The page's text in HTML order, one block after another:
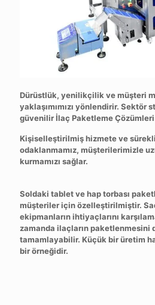
Dürüstlük, yenilikçilik ve müşteri
yaklaşımımızı yönlendirir. Sektör
güvenilir İlaç Paketleme Çözümleri
Kişiselleştirilmiş hizmete ve
odaklanmamız, müşterilerimizle
kurmamızı sağlar.
Soldaki tablet ve hap torbası
müşteriler için özelleştirilmiştir.
ekipmanların ihtiyaçlarını
zamanda ilaçların paketlenmesini
tamamlayabilir. Küçük bir üretim
bir örneğidir.